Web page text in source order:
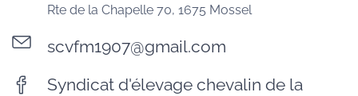
Rte de la Chapelle 70, 1675 Mossel
scvfm1907@gmail.com
Syndicat d'élevage chevalin de la